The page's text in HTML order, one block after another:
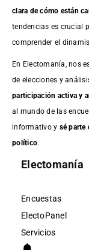
clara de cómo están
tendencias es crucial
comprender el
En Electomanía, nos
de elecciones y
participación activa y
al mundo de las
informativo y sé parte
político.
Electomanía
Encuestas
ElectoPanel
Servicios